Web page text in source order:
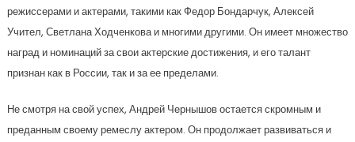
режиссерами и актерами, такими как Федор Бондарчук, Алексей
Учител, Светлана Ходченкова и многими другими. Он имеет множество
наград и номинаций за свои актерские достижения, и его талант
признан как в России, так и за ее пределами.
Не смотря на свой успех, Андрей Чернышов остается скромным и
преданным своему ремеслу актером. Он продолжает развиваться и